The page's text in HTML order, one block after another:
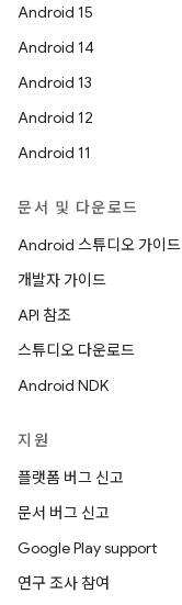
Android 15
Android 14
Android 13
Android 12
Android 11
문서 및 다운로드
Android 스튜디오 가이드
개발자 가이드
API 참조
스튜디오 다운로드
Android NDK
지원
플랫폼 버그 신고
문서 버그 신고
Google Play support
연구 조사 참여